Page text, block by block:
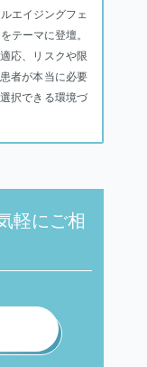
エイジングフェ
テーマに登壇。
応、リスクや限
者が本当に必要
択できる環境づ
軽にご相